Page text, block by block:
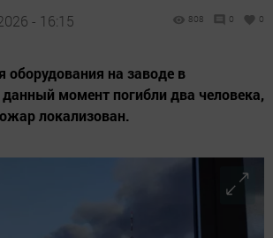
- 16:15 808 0 0
оборудования на заводе в
момент погибли два человека,
локализован.